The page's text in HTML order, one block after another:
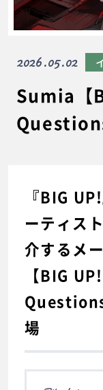
Sumia【
2026.05.02
『BIG
ーティス
介するメ
【BIG
場